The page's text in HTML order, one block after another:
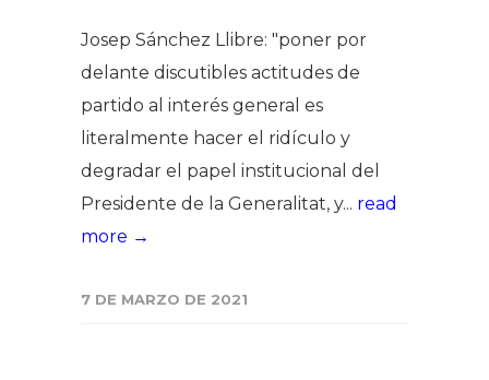
Josep Sánchez Llibre: "poner por
delante discutibles actitudes de
partido al interés general es
literalmente hacer el ridículo y
degradar el papel institucional del
Presidente de la Generalitat, y... read
more →
7 DE MARZO DE 2021